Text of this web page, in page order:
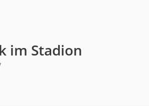
im Stadion